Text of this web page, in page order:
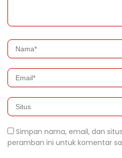
Simpan nama, email, dan
peramban ini untuk komentar